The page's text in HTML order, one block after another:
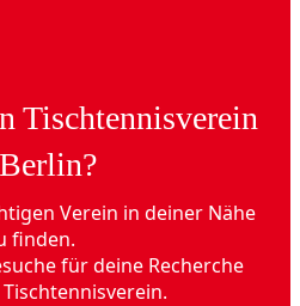
Tischtennisverein
Verein in deiner Nähe
finden.
für deine Recherche